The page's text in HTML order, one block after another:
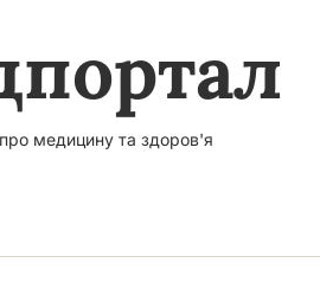
медицину та здоров'я